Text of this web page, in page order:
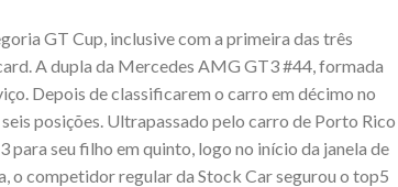
GT Cup, inclusive com a primeira das três
A dupla da Mercedes AMG GT3 #44, formada
Depois de classificarem o carro em décimo no
posições. Ultrapassado pelo carro de Porto Rico
seu filho em quinto, logo no início da janela de
o competidor regular da Stock Car segurou o top5